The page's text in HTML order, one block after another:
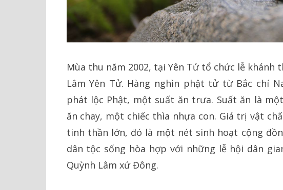
Mùa thu năm 2002, tại Yên Tử tổ chức lễ khánh
Lâm Yên Tử. Hàng nghìn phật tử từ Bắc chí
phát lộc Phật, một suất ăn trưa. Suất ăn là
ăn chay, một chiếc thìa nhựa con. Giá trị vật
tinh thần lớn, đó là một nét sinh hoạt cộng
dân tộc sống hòa hợp với những lễ hội dân
Quỳnh Lâm xứ Đông.